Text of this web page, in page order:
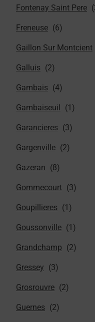
Fontenay Saint Pere
Freneuse
Gaillon Sur Montcient
Galluis
Gambais
Gambaiseuil
Garancieres
Gargenville
Gazeran
Gommecourt
Goupillieres
Goussonville
Grandchamp
Gressey
Grosrouvre
Guernes